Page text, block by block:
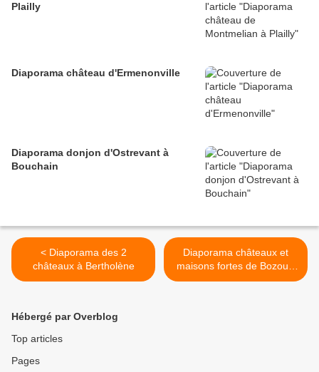
Plailly
Diaporama château d'Ermenonville
Diaporama donjon d'Ostrevant à
Bouchain
< Diaporama des 2
châteaux à Bertholène
Diaporama châteaux et
maisons fortes de Bozouls
>
Hébergé par Overblog
Top articles
Pages